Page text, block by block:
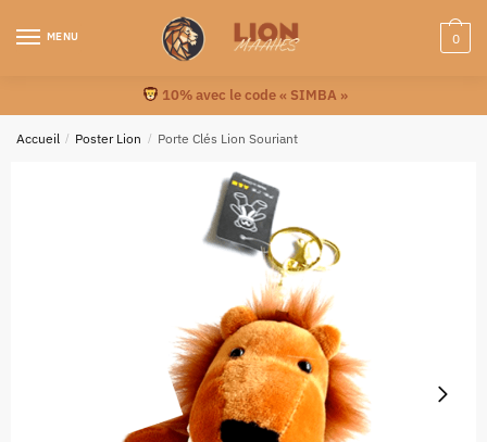
MENU 0
10% avec le code « SIMBA »
Accueil / Poster Lion / Porte Clés Lion Souriant